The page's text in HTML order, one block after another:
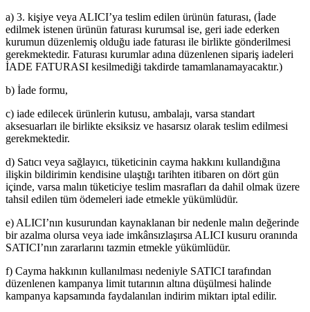
a) 3. kişiye veya ALICI’ya teslim edilen ürünün faturası, (İade
edilmek istenen ürünün faturası kurumsal ise, geri iade ederken
kurumun düzenlemiş olduğu iade faturası ile birlikte gönderilmesi
gerekmektedir. Faturası kurumlar adına düzenlenen sipariş iadeleri
İADE FATURASI kesilmediği takdirde tamamlanamayacaktır.)
b) İade formu,
c) iade edilecek ürünlerin kutusu, ambalajı, varsa standart
aksesuarları ile birlikte eksiksiz ve hasarsız olarak teslim edilmesi
gerekmektedir.
d) Satıcı veya sağlayıcı, tüketicinin cayma hakkını kullandığına
ilişkin bildirimin kendisine ulaştığı tarihten itibaren on dört gün
içinde, varsa malın tüketiciye teslim masrafları da dahil olmak üzere
tahsil edilen tüm ödemeleri iade etmekle yükümlüdür.
e) ALICI’nın kusurundan kaynaklanan bir nedenle malın değerinde
bir azalma olursa veya iade imkânsızlaşırsa ALICI kusuru oranında
SATICI’nın zararlarını tazmin etmekle yükümlüdür.
f) Cayma hakkının kullanılması nedeniyle SATICI tarafından
düzenlenen kampanya limit tutarının altına düşülmesi halinde
kampanya kapsamında faydalanılan indirim miktarı iptal edilir.